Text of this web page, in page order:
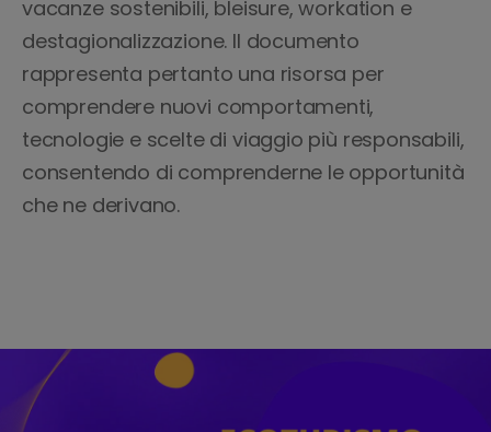
vacanze sostenibili, bleisure, workation e
destagionalizzazione. Il documento
rappresenta pertanto una risorsa per
comprendere nuovi comportamenti,
tecnologie e scelte di viaggio più responsabili,
consentendo di comprenderne le opportunità
che ne derivano.